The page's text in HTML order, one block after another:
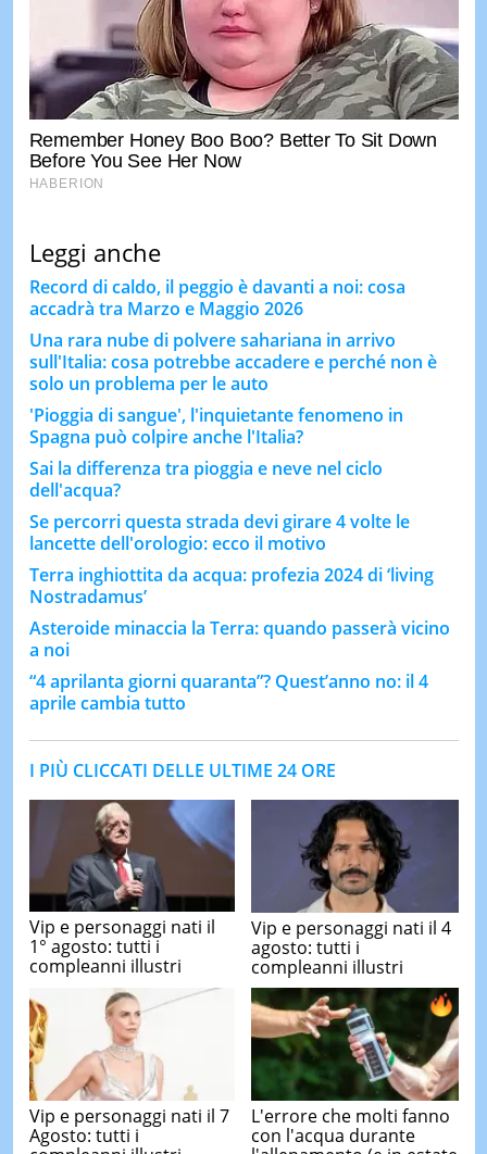
Leggi anche
Record di caldo, il peggio è davanti a noi: cosa
accadrà tra Marzo e Maggio 2026
Una rara nube di polvere sahariana in arrivo
sull'Italia: cosa potrebbe accadere e perché non è
solo un problema per le auto
'Pioggia di sangue', l'inquietante fenomeno in
Spagna può colpire anche l'Italia?
Sai la differenza tra pioggia e neve nel ciclo
dell'acqua?
Se percorri questa strada devi girare 4 volte le
lancette dell'orologio: ecco il motivo
Terra inghiottita da acqua: profezia 2024 di ‘living
Nostradamus’
Asteroide minaccia la Terra: quando passerà vicino
a noi
“4 aprilanta giorni quaranta”? Quest’anno no: il 4
aprile cambia tutto
I PIÙ CLICCATI DELLE ULTIME 24 ORE
Vip e personaggi nati il
1° agosto: tutti i
compleanni illustri
Vip e personaggi nati il 4
agosto: tutti i
compleanni illustri
Vip e personaggi nati il 7
Agosto: tutti i
L'errore che molti fanno
con l'acqua durante